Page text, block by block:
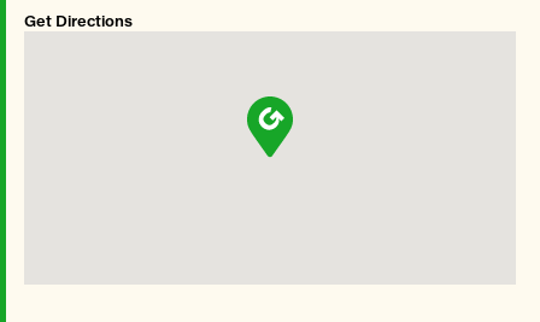
Get Directions